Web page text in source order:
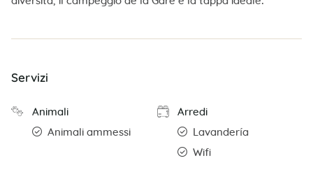
Servizi
Animali
Animali ammessi
Arredi
Lavandería
Wifi